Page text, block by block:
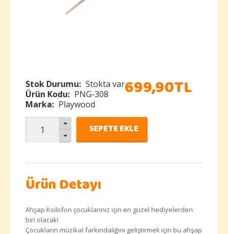
Stok Durumu: Stokta var
Ürün Kodu: PNG-308
Marka: Playwood
699,90TL
SEPETE EKLE
Ürün Detayı
Ahşap Ksilofon çocuklarınız için en güzel hediyelerden
biri olacak!
Çocukların müzikal farkındalığını geliştirmek için bu ahşap